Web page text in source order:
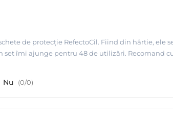
de protecție RefectoCil. Fiind din hârtie, ele
set îmi ajunge pentru 48 de utilizări. Recomand
Nu (0/0)